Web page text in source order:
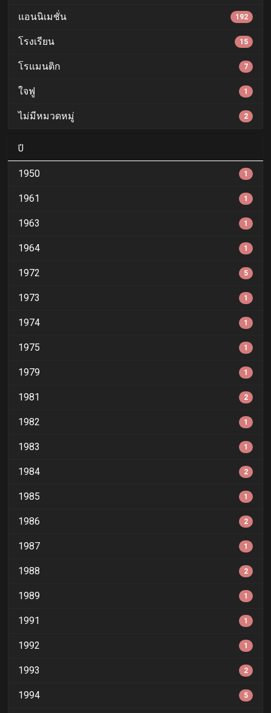
แอนนิเมชั่น 192
โรงเรียน 15
โรแมนติก 7
ใจฟู 1
ไม่มีหมวดหมู่ 2
ปี
1950 1
1961 1
1963 1
1964 1
1972 5
1973 1
1974 1
1975 1
1979 1
1981 2
1982 1
1983 1
1984 2
1985 1
1986 2
1987 1
1988 2
1989 1
1991 1
1992 1
1993 2
1994 5